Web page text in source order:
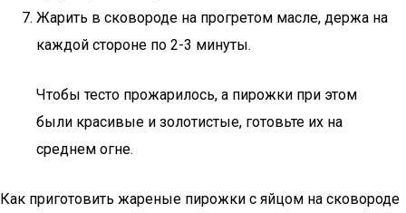
Жарить в сковороде на прогретом масле, держа на
каждой стороне по 2-3 минуты.
Чтобы тесто прожарилось, а пирожки при этом
были красивые и золотистые, готовьте их на
среднем огне.
Как приготовить жареные пирожки с яйцом на сковороде